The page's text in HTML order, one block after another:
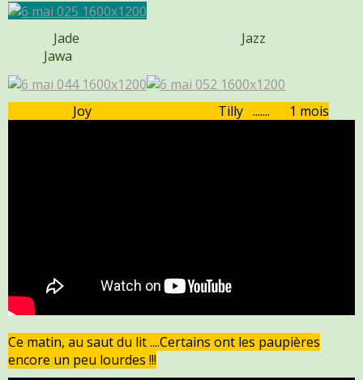
Jade Jazz
Jawa
Joy Tilly ....... 1 mois
Ce matin, au saut du lit ....Certains ont les paupières
encore un peu lourdes !!!